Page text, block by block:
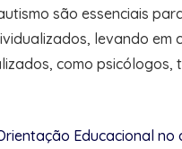
são essenciais
levando
como
Educacional no